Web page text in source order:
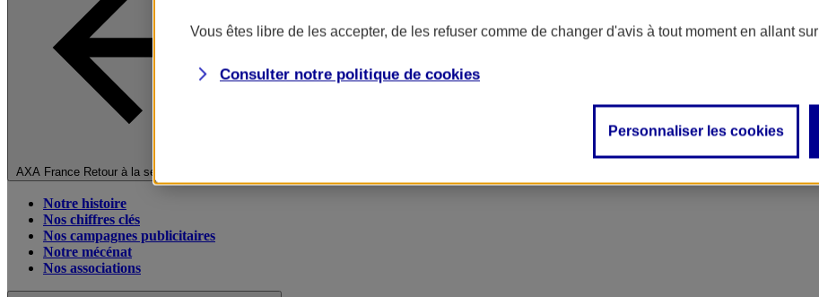
AXA France Retour à la section précédente
Notre histoire
Nos chiffres clés
Nos campagnes publicitaires
Notre mécénat
Nos associations
Vous êtes libre de les accepter, de les refuser comme de changer d'avis à tout moment en allant sur
Consulter notre politique de cookies
Personnaliser les cookies